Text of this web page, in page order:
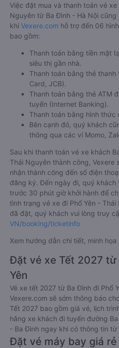
Việc đặt mua và thanh toán vé
Nguyên từ Ba Đình - Hà Nội
khi Vexere.com hỗ trợ đến 06
bao gồm:
Thanh toán bằng tiền mặt
siêu thị gần nhà.
Thanh toán bằng thẻ
Card, JCB).
Thanh toán bằng thẻ ATM
tuyến (Internet Banking).
Thanh toán bằng hình thức
Bên cạnh đó, quý khách
thông qua các ví Momo,
Sau khi thanh toán vé xe khách
Thái Nguyên thành công, Vexere
nhận thành công đến số điện
đăng ký. Đến ngày đi, quý khách
trước 30 phút giờ khởi hành để
tình trạng vé xe đi Phổ Yên -
đã đặt, quý khách vui lòng truy
VN/booking/ticketinfo
Xem hướng dẫn chi tiết, minh họa
Đặt vé xe Tết 2027 từ
Yên
Vé xe tết 2027 từ Ba Đình đi Phổ
Vexere.com sẽ sớm thông báo
Tết 2027 bao gồm giá vé, lịch
hãng xe khách đi tuyến đường
- Ba Đình ngay khi có thông tin từ
Đặt vé máy bay giá